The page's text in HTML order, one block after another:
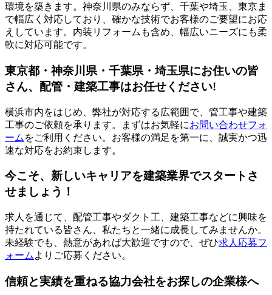
環境を築きます。神奈川県のみならず、千葉や埼玉、東京ま
で幅広く対応しており、確かな技術でお客様のご要望にお応
えしています。内装リフォームも含め、幅広いニーズにも柔
軟に対応可能です。
東京都・神奈川県・千葉県・埼玉県にお住いの皆
さん、配管・建築工事はお任せください!
横浜市内をはじめ、弊社が対応する広範囲で、管工事や建築
工事のご依頼を承ります。まずはお気軽にお問い合わせフォ
ーム をご利用ください。お客様の満足を第一に、誠実かつ迅
速な対応をお約束します。
今こそ、新しいキャリアを建築業界でスタートさ
せましょう！
求人を通じて、配管工事やダクト工、建築工事などに興味を
持たれている皆さん、私たちと一緒に成長してみませんか。
未経験でも、熱意があれば大歓迎ですので、ぜひ求人応募フ
ォーム よりご応募ください。
信頼と実績を重ねる協力会社をお探しの企業様へ